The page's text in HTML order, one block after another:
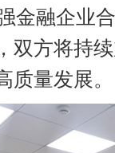
金融企业
双方将持
质量发展。